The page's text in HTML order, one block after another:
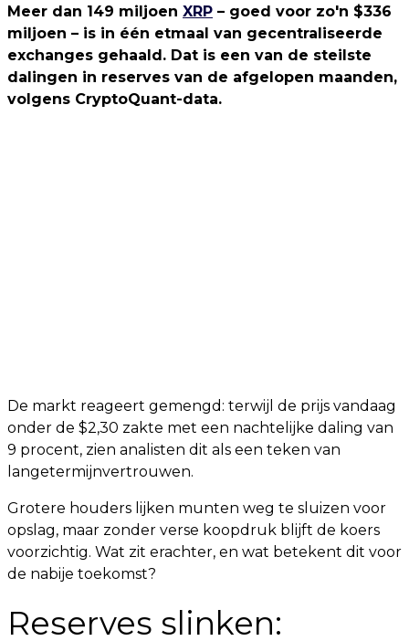
Meer dan 149 miljoen XRP – goed voor zo'n $336
miljoen – is in één etmaal van gecentraliseerde
exchanges gehaald. Dat is een van de steilste
dalingen in reserves van de afgelopen maanden,
volgens CryptoQuant-data.
De markt reageert gemengd: terwijl de prijs vandaag
onder de $2,30 zakte met een nachtelijke daling van
9 procent, zien analisten dit als een teken van
langetermijnvertrouwen.
Grotere houders lijken munten weg te sluizen voor
opslag, maar zonder verse koopdruk blijft de koers
voorzichtig. Wat zit erachter, en wat betekent dit voor
de nabije toekomst?
Reserves slinken: